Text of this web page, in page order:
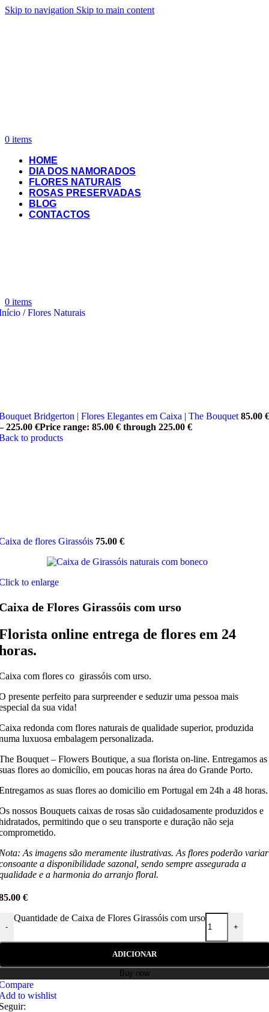
Skip to navigation Skip to main content
0 items
HOME
DIA DOS NAMORADOS
FLORES NATURAIS
ROSAS PRESERVADAS
BLOG
CONTACTOS
0 items
/ Flores Naturais
Bridgerton | Flores Elegantes em Caixa | The Bouquet 85.00 €
225.00 €Price range: 85.00 € through 225.00 €
to products
de flores Girassóis 75.00 €
to enlarge
de Flores Girassóis com urso
online entrega de flores em 24
com flores co girassóis com urso.
presente perfeito para surpreender e seduzir uma pessoa mais
da sua vida!
redonda com flores naturais de qualidade superior, produzida
luxuosa embalagem personalizada.
Bouquet – Flowers Boutique, a sua florista on-line. Entregamos as
flores ao domicílio, em poucas horas na área do Grande Porto.
as suas flores ao domicilio em Portugal em 24h a 48 horas.
nossos Bouquets caixas de rosas são cuidadosamente produzidos e
permitindo que o seu transporte e duração não seja
As imagens são meramente ilustrativas. As flores poderão variar
a disponibilidade sazonal, sendo sempre assegurada a
e a harmonia do arranjo floral.
€
-
Quantidade de Caixa de Flores Girassóis com urso
+
ADICIONAR
Buy now
to wishlist